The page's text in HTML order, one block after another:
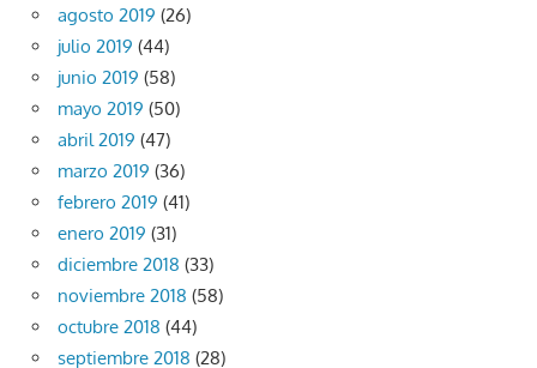
agosto 2019 (26)
julio 2019 (44)
junio 2019 (58)
mayo 2019 (50)
abril 2019 (47)
marzo 2019 (36)
febrero 2019 (41)
enero 2019 (31)
diciembre 2018 (33)
noviembre 2018 (58)
octubre 2018 (44)
septiembre 2018 (28)